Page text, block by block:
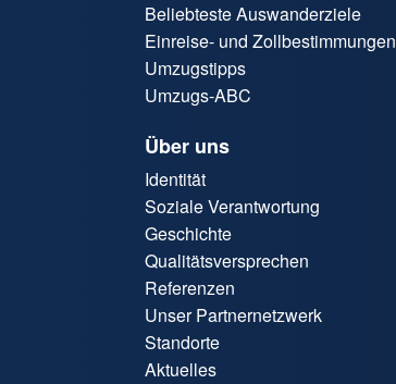
Beliebteste Auswanderziele
Einreise- und Zollbestimmungen
Umzugstipps
Umzugs-ABC
Über uns
Identität
Soziale Verantwortung
Geschichte
Qualitätsversprechen
Referenzen
Unser Partnernetzwerk
Standorte
Aktuelles